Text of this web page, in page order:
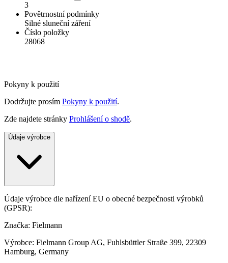
3
Povětrnostní podmínky
Silné sluneční záření
Číslo položky
28068
Pokyny k použití
Dodržujte prosím Pokyny k použití.
Zde najdete stránky Prohlášení o shodě.
Údaje výrobce
Údaje výrobce dle nařízení EU o obecné bezpečnosti výrobků
(GPSR):
Značka: Fielmann
Výrobce: Fielmann Group AG, Fuhlsbüttler Straße 399, 22309
Hamburg, Germany